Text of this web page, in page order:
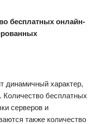
бесплатных онлайн-
динамичный характер,
Количество бесплатных
серверов и
также количество